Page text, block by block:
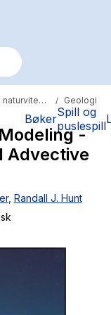
BøkerSpill og
puslespill
Matematikk og naturvitenskap / Geologi
-
Advective
, Randall J. Hunt